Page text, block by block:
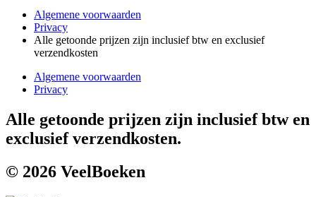
Algemene voorwaarden
Privacy
Alle getoonde prijzen zijn inclusief btw en exclusief
verzendkosten
Algemene voorwaarden
Privacy
Alle getoonde prijzen zijn inclusief btw en
exclusief verzendkosten.
© 2026 VeelBoeken